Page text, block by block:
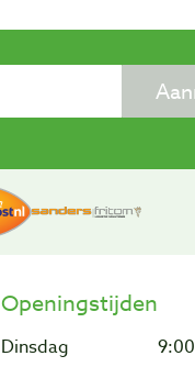
Openingstijden
Dinsdag